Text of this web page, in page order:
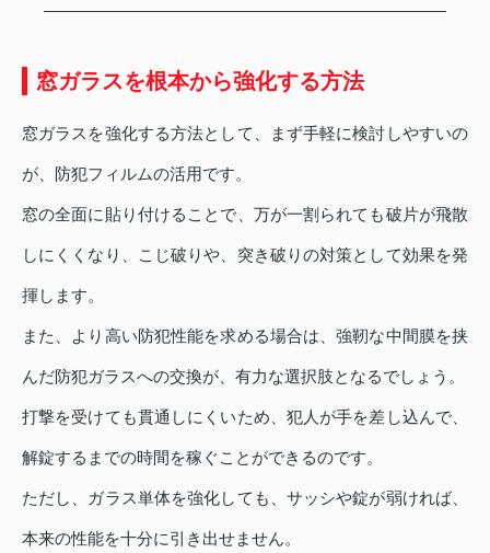
窓ガラスを根本から強化する方法
窓ガラスを強化する方法として、まず手軽に検討しやすいの
が、防犯フィルムの活用です。
窓の全面に貼り付けることで、万が一割られても破片が飛散
しにくくなり、こじ破りや、突き破りの対策として効果を発
揮します。
また、より高い防犯性能を求める場合は、強靭な中間膜を挟
んだ防犯ガラスへの交換が、有力な選択肢となるでしょう。
打撃を受けても貫通しにくいため、犯人が手を差し込んで、
解錠するまでの時間を稼ぐことができるのです。
ただし、ガラス単体を強化しても、サッシや錠が弱ければ、
本来の性能を十分に引き出せません。